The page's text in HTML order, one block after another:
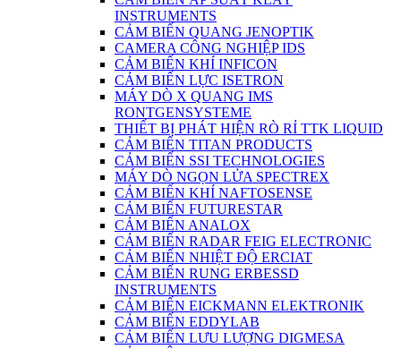
INSTRUMENTS
CẢM BIẾN QUANG JENOPTIK
CAMERA CÔNG NGHIỆP IDS
CẢM BIẾN KHÍ INFICON
CẢM BIẾN LỰC ISETRON
MÁY DÒ X QUANG IMS
RONTGENSYSTEME
THIẾT BỊ PHÁT HIỆN RÒ RỈ TTK LIQUID
CẢM BIẾN TITAN PRODUCTS
CẢM BIẾN SSI TECHNOLOGIES
MÁY DÒ NGỌN LỬA SPECTREX
CẢM BIẾN KHÍ NAFTOSENSE
CẢM BIẾN FUTURESTAR
CẢM BIẾN ANALOX
CẢM BIẾN RADAR FEIG ELECTRONIC
CẢM BIẾN NHIỆT ĐỘ ERCIAT
CẢM BIẾN RUNG ERBESSD
INSTRUMENTS
CẢM BIẾN EICKMANN ELEKTRONIK
CẢM BIẾN EDDYLAB
CẢM BIẾN LƯU LƯỢNG DIGMESA